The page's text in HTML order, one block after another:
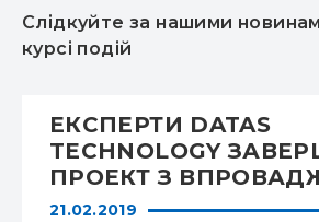
Слідкуйте за нашими
курсі подій
21.02.2019
ЕКСПЕРТИ DATAS
TECHNOLOGY
ПРОЕКТ З
СИСТЕМИ FICO®